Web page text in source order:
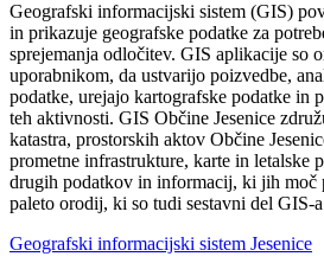
Geografski informacijski sistem (GIS)
in prikazuje geografske podatke za
sprejemanja odločitev. GIS aplikacije so
uporabnikom, da ustvarijo poizvedbe,
podatke, urejajo kartografske podatke in
teh aktivnosti. GIS Občine Jesenice
katastra, prostorskih aktov Občine
prometne infrastrukture, karte in letalske
drugih podatkov in informacij, ki jih moč
paleto orodij, ki so tudi sestavni del GIS-
Geografski informacijski sistem Jesenice